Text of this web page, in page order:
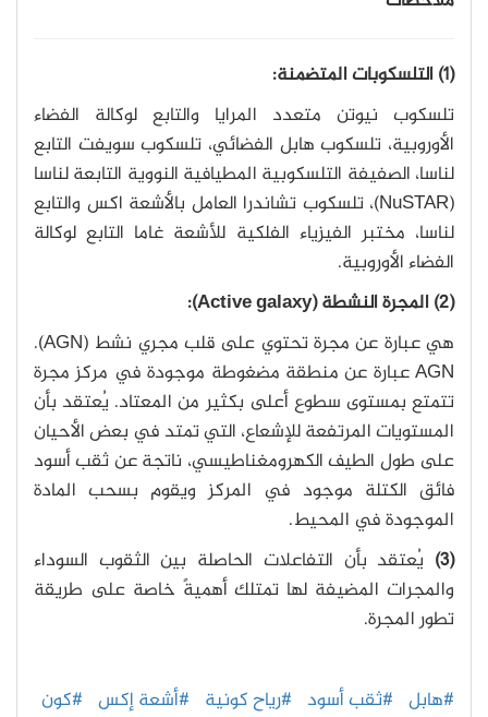
(1) التلسكوبات المتضمنة:
تلسكوب نيوتن متعدد المرايا والتابع لوكالة الفضاء
الأوروبية، تلسكوب هابل الفضائي، تلسكوب سويفت التابع
لناسا، الصفيفة التلسكوبية المطيافية النووية التابعة لناسا
(NuSTAR)، تلسكوب تشاندرا العامل بالأشعة اكس والتابع
لناسا، مختبر الفيزياء الفلكية للأشعة غاما التابع لوكالة
الفضاء الأوروبية.
(2) المجرة النشطة (Active galaxy):
هي عبارة عن مجرة تحتوي على قلب مجري نشط (AGN).
AGN عبارة عن منطقة مضغوطة موجودة في مركز مجرة
تتمتع بمستوى سطوع أعلى بكثير من المعتاد. يُعتقد بأن
المستويات المرتفعة للإشعاع، التي تمتد في بعض الأحيان
على طول الطيف الكهرومغناطيسي، ناتجة عن ثقب أسود
فائق الكتلة موجود في المركز ويقوم بسحب المادة
الموجودة في المحيط.
(3)
يُعتقد بأن التفاعلات الحاصلة بين الثقوب السوداء
والمجرات المضيفة لها تمتلك أهميةً خاصة على طريقة
تطور المجرة.
#هابل #ثقب أسود #رياح كونية #أشعة إكس #كون